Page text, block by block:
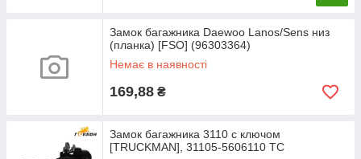
Замок багажника Daewoo Lanos/Sens низ
(планка) [FSO] (96303364)
Немає в наявності
169,88 ₴
Замок багажника 3110 с ключом
[TRUCKMAN], 31105-5606110 TC